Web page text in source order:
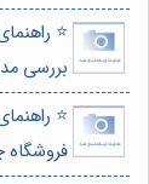
⭐️
بررسی
⭐️